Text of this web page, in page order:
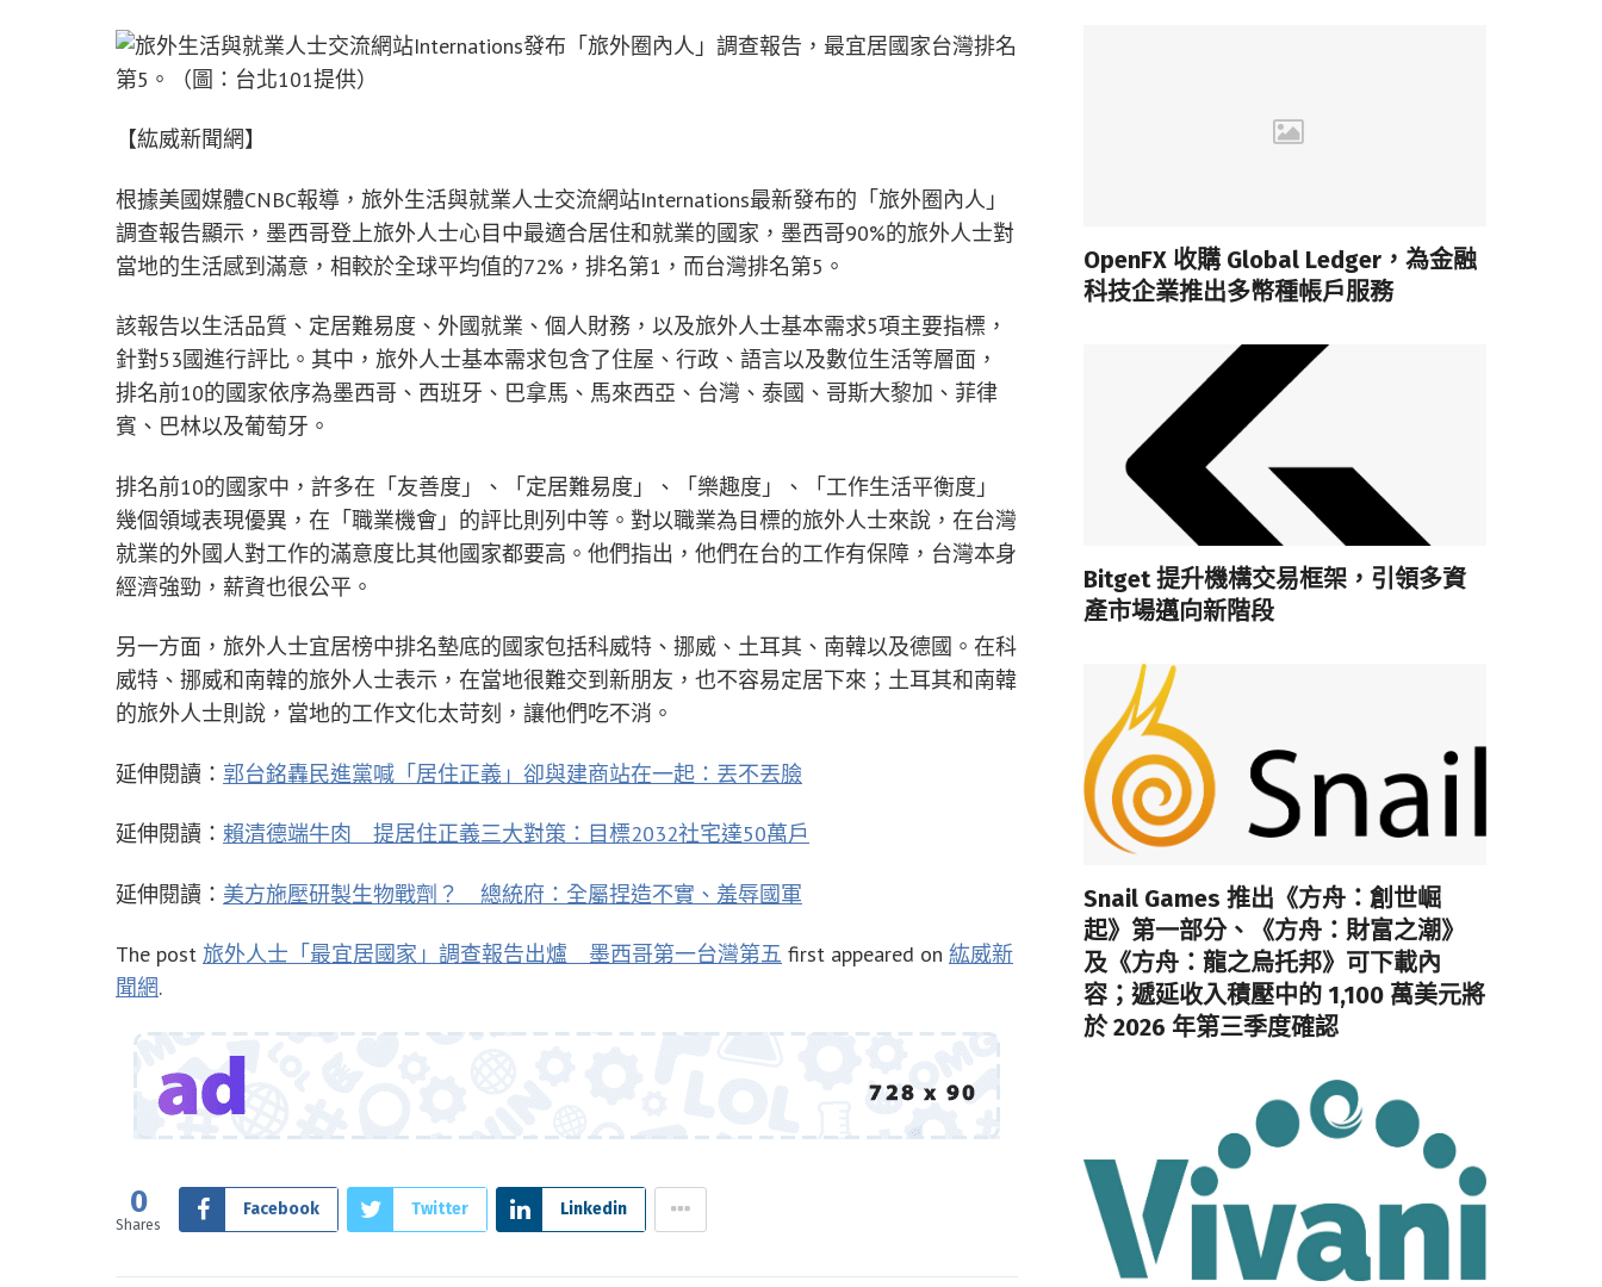
【紘威新聞網】
根據美國媒體CNBC報導，旅外生活與就業人士交流網站Internations最新發布的「旅外圈內人」
調查報告顯示，墨西哥登上旅外人士心目中最適合居住和就業的國家，墨西哥90%的旅外人士對
當地的生活感到滿意，相較於全球平均值的72%，排名第1，而台灣排名第5。
該報告以生活品質、定居難易度、外國就業、個人財務，以及旅外人士基本需求5項主要指標，
針對53國進行評比。其中，旅外人士基本需求包含了住屋、行政、語言以及數位生活等層面，
排名前10的國家依序為墨西哥、西班牙、巴拿馬、馬來西亞、台灣、泰國、哥斯大黎加、菲律
賓、巴林以及葡萄牙。
排名前10的國家中，許多在「友善度」、「定居難易度」、「樂趣度」、「工作生活平衡度」
幾個領域表現優異，在「職業機會」的評比則列中等。對以職業為目標的旅外人士來說，在台灣
就業的外國人對工作的滿意度比其他國家都要高。他們指出，他們在台的工作有保障，台灣本身
經濟強勁，薪資也很公平。
另一方面，旅外人士宜居榜中排名墊底的國家包括科威特、挪威、土耳其、南韓以及德國。在科
威特、挪威和南韓的旅外人士表示，在當地很難交到新朋友，也不容易定居下來；土耳其和南韓
的旅外人士則說，當地的工作文化太苛刻，讓他們吃不消。
延伸閱讀： 郭台銘轟民進黨喊「居住正義」卻與建商站在一起：丟不丟臉
延伸閱讀： 賴清德端牛肉 提居住正義三大對策：目標2032社宅達50萬戶
延伸閱讀： 美方施壓研製生物戰劑？ 總統府：全屬捏造不實、羞辱國軍
The post 旅外人士「最宜居國家」調查報告出爐 墨西哥第一台灣第五 first appeared on 紘威新
聞網.
0
Shares
Facebook Twitter Linkedin
OpenFX 收購 Global Ledger，為金融
科技企業推出多幣種帳戶服務
Bitget 提升機構交易框架，引領多資
產市場邁向新階段
Snail Games 推出《方舟：創世崛
起》第一部分、《方舟：財富之潮》
及《方舟：龍之烏托邦》可下載內
容；遞延收入積壓中的 1,100 萬美元將
於 2026 年第三季度確認